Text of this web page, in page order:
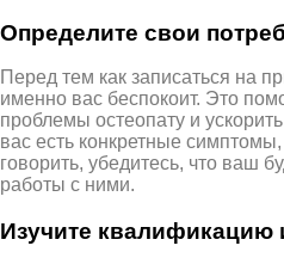
Определите свои
Перед тем как записаться на
именно вас беспокоит. Это
проблемы остеопату и
вас есть конкретные
говорить, убедитесь, что ваш
работы с ними.
Изучите квалификацию